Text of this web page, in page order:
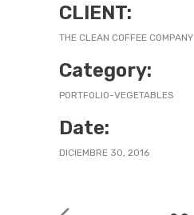
CLIENT:
THE CLEAN COFFEE COMPANY
Category:
PORTFOLIO-VEGETABLES
Date:
DICIEMBRE 30, 2016